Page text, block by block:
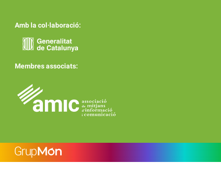
Amb la col·laboració:
Membres associats: